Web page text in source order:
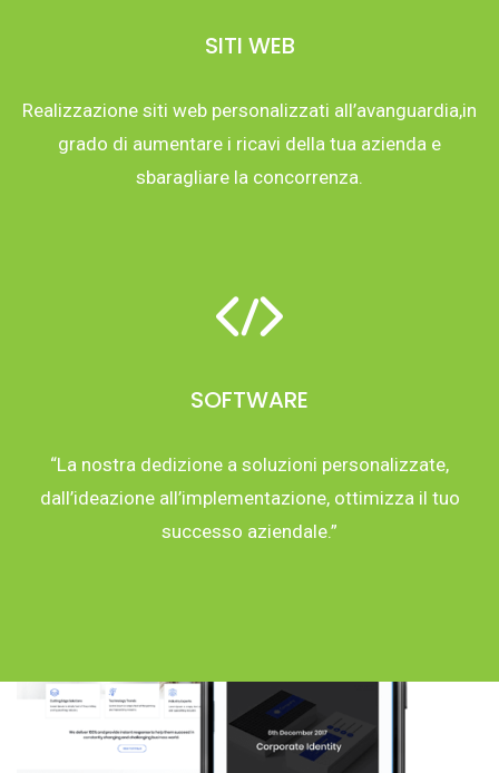
SITI WEB
Realizzazione siti web personalizzati all’avanguardia,in
grado di aumentare i ricavi della tua azienda e
sbaragliare la concorrenza.
SOFTWARE
“La nostra dedizione a soluzioni personalizzate,
dall’ideazione all’implementazione, ottimizza il tuo
successo aziendale.”